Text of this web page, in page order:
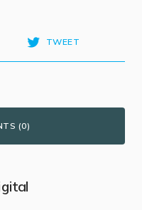
TWEET
(0)